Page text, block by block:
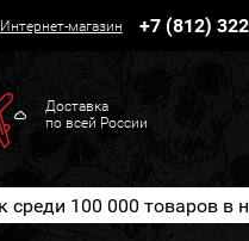
Интернет-магазин +7 (812)
Доставка
по всей России